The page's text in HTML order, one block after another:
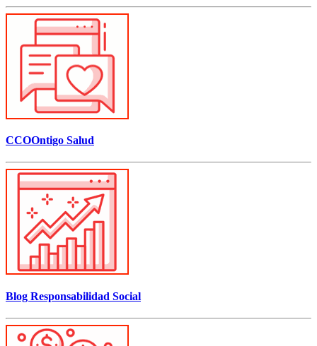
CCOOntigo Salud
Blog Responsabilidad Social